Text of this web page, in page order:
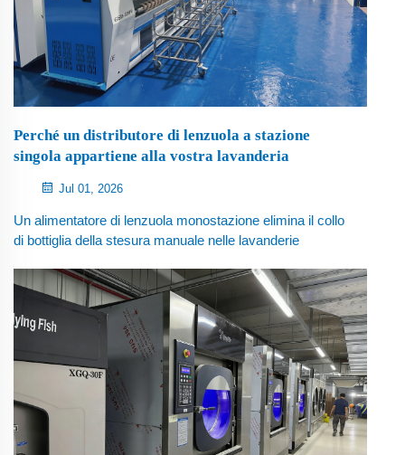
Perché un distributore di lenzuola a stazione
singola appartiene alla vostra lavanderia
Jul 01, 2026
Un alimentatore di lenzuola monostazione elimina il collo
di bottiglia della stesura manuale nelle lavanderie
3300, con flessibilità per un singolo operatore o due
operatori. Visualizza il layout reale dell’installazione.